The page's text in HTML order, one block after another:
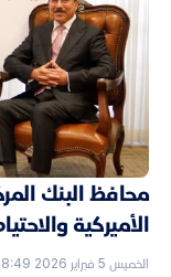
محافظ البنك
الأميركية
الخميس 5 فبراير 2026 08:49 م